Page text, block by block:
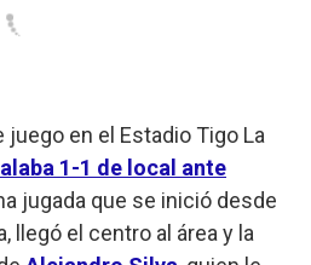
en el Estadio Tigo La
1-1 de local ante
jugada que se inició desde
llegó el centro al área y la